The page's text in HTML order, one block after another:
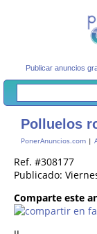
Publicar anuncios
Polluelos
PonerAnuncios.com |
Ref. #308177
Publicado:
Comparte este